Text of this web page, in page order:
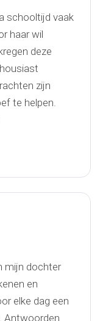
schooltijd vaak
haar wil
deze
zijn
te helpen.
mijn dochter
en
elke dag een
Antwoorden